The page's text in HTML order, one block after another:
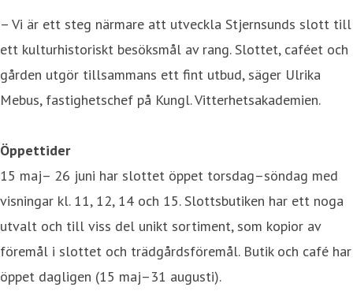
– Vi är ett steg närmare att utveckla Stjernsunds slott till
ett kulturhistoriskt besöksmål av rang. Slottet, caféet och
gården utgör tillsammans ett fint utbud, säger Ulrika
Mebus, fastighetschef på Kungl. Vitterhetsakademien.
Öppettider
15 maj– 26 juni har slottet öppet torsdag–söndag med
visningar kl. 11, 12, 14 och 15. Slottsbutiken har ett noga
utvalt och till viss del unikt sortiment, som kopior av
föremål i slottet och trädgårdsföremål. Butik och café har
öppet dagligen (15 maj–31 augusti).